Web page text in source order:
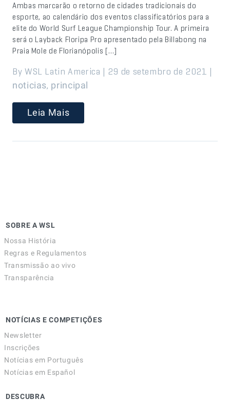
Ambas marcarão o retorno de cidades tradicionais do
esporte, ao calendário dos eventos classificatórios para a
elite do World Surf League Championship Tour. A primeira
será o Layback Floripa Pro apresentado pela Billabong na
Praia Mole de Florianópolis […]
By WSL Latin America | 29 de setembro de 2021 |
noticias, principal
Leia Mais
SOBRE A WSL
Nossa História
Regras e Regulamentos
Transmissão ao vivo
Transparência
NOTÍCIAS E COMPETIÇÕES
Newsletter
Inscrições
Notícias em Português
Notícias em Español
DESCUBRA